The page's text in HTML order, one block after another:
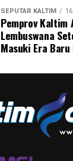
SEPUTAR KALTIM
Pemprov Kaltim
Lembuswana
Masuki Era